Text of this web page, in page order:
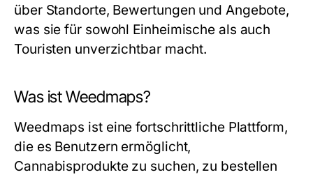
über Standorte, Bewertungen und Angebote,
was sie für sowohl Einheimische als auch
Touristen unverzichtbar macht.
Was ist Weedmaps?
Weedmaps ist eine fortschrittliche Plattform,
die es Benutzern ermöglicht,
Cannabisprodukte zu suchen, zu bestellen